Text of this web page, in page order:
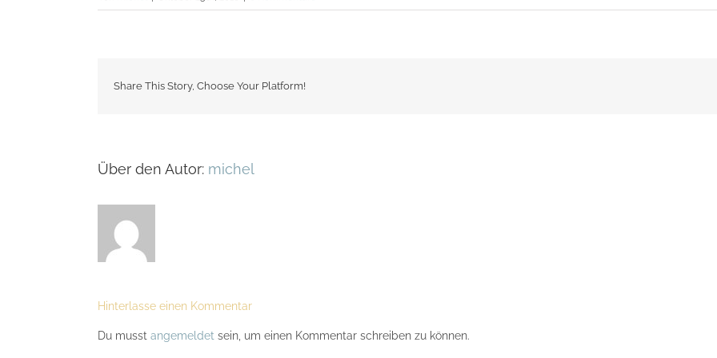
Share This Story, Choose Your Platform!
Über den Autor: michel
Hinterlasse einen Kommentar
Du musst angemeldet sein, um einen Kommentar schreiben zu können.